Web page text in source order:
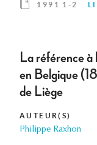
1991 1-2
La référence
en Belgique
de Liège
AUTEUR(S)
Philippe Raxhon